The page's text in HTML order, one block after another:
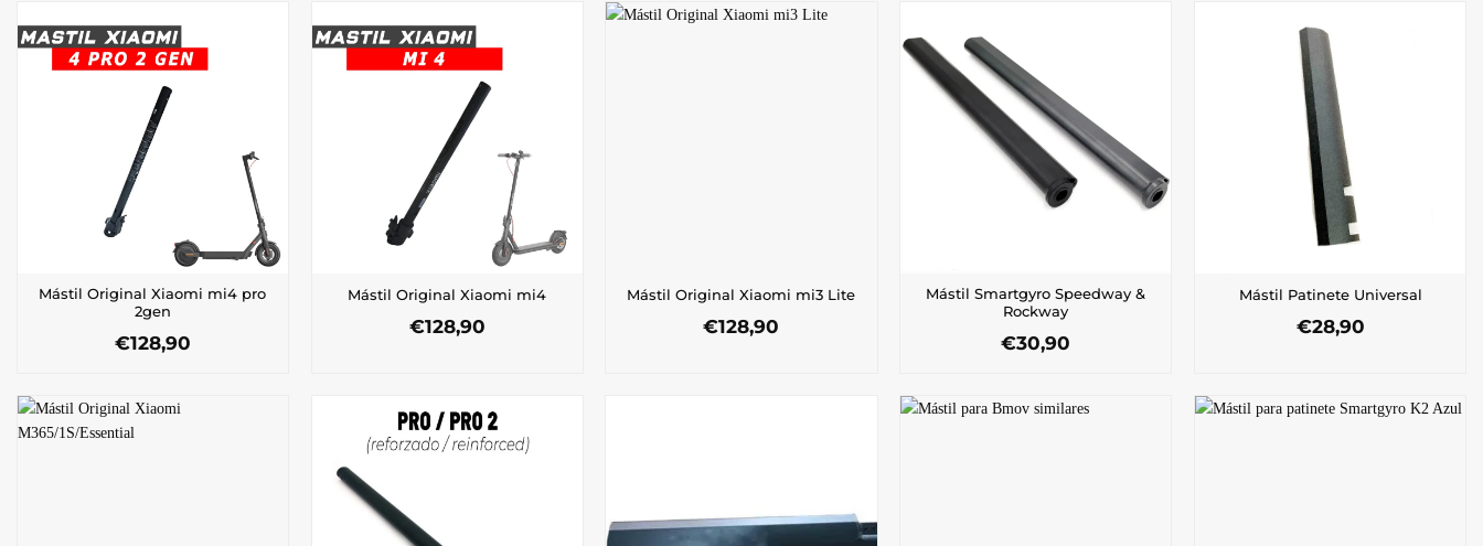
Mástil Original Xiaomi mi4 pro
2gen
€128,90
Mástil Original Xiaomi mi4
€128,90
Mástil Original Xiaomi mi3 Lite
€128,90
Mástil Smartgyro Speedway &
Rockway
€30,90
Mástil Patinete Universal
€28,90